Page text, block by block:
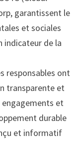
garantissent le
et sociales
indicateur de la
responsables ont
transparente et
engagements et
durable
et informatif